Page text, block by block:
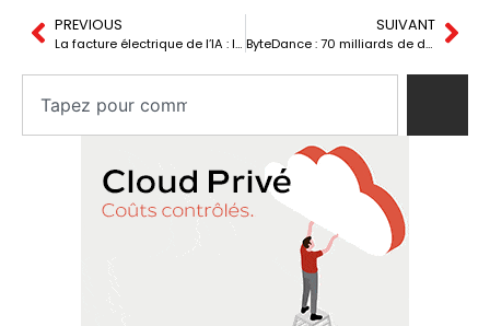
PREVIOUS
La facture électrique de l’IA : l’Europe doit retenir la leçon de PJM
SUIVANT
ByteDance : 70 milliards de dollars pour contrôler sa propre infrastructure IA